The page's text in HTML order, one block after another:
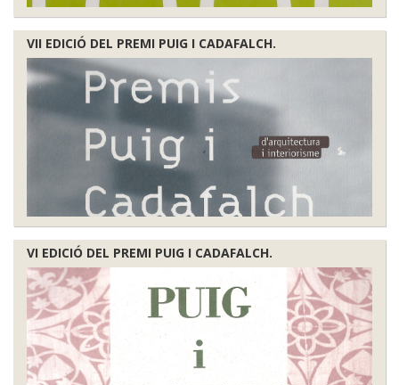
VII EDICIÓ DEL PREMI PUIG I CADAFALCH.
VI EDICIÓ DEL PREMI PUIG I CADAFALCH.